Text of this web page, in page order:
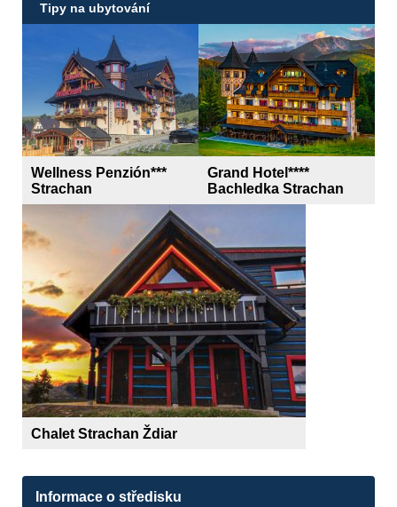
Tipy na ubytování
Wellness Penzión***
Strachan
Grand Hotel****
Bachledka Strachan
Chalet Strachan Ždiar
Informace o středisku